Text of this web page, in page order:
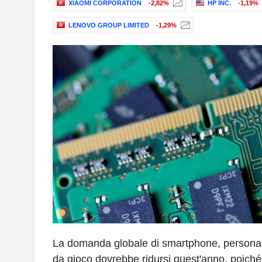
XIAOMI CORPORATION -2,82% HP INC. -1,19%
LENOVO GROUP LIMITED -1,29%
La domanda globale di smartphone,
da gioco dovrebbe ridursi quest'anno,